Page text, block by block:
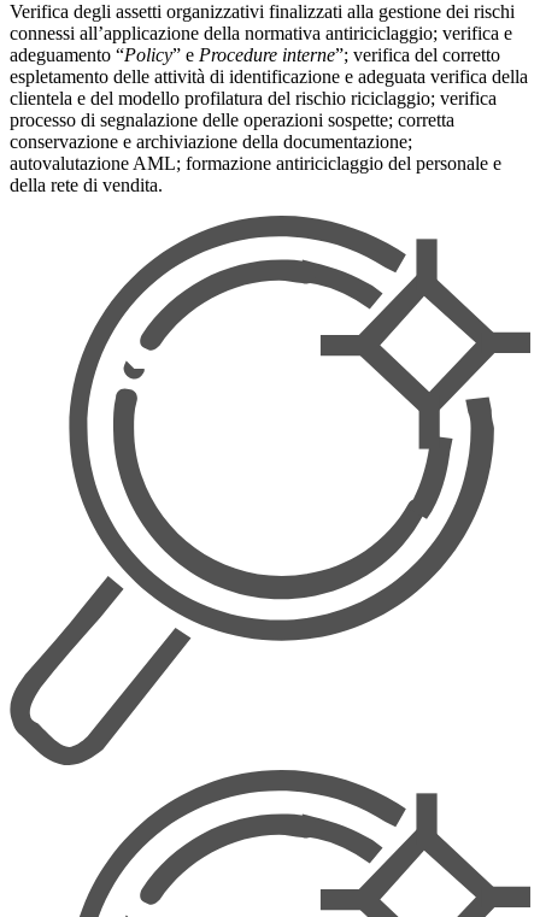
Verifica degli assetti organizzativi finalizzati alla gestione dei rischi
connessi all’applicazione della normativa antiriciclaggio; verifica e
adeguamento “Policy” e Procedure interne”; verifica del corretto
espletamento delle attività di identificazione e adeguata verifica della
clientela e del modello profilatura del rischio riciclaggio; verifica
processo di segnalazione delle operazioni sospette; corretta
conservazione e archiviazione della documentazione;
autovalutazione AML; formazione antiriciclaggio del personale e
della rete di vendita.